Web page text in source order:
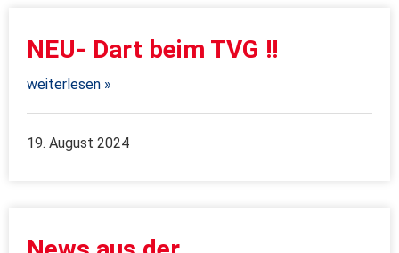
NEU- Dart beim TVG !!
weiterlesen »
19. August 2024